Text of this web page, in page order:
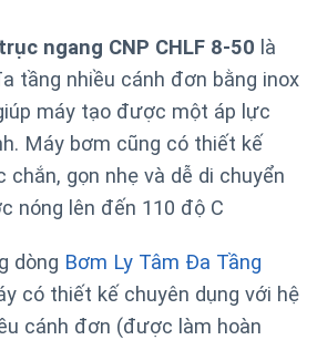
ngang CNP CHLF 8-50 là
tầng nhiều cánh đơn bằng inox
máy tạo được một áp lực
Máy bơm cũng có thiết kế
chắn, gọn nhẹ và dễ di chuyển
nóng lên đến 110 độ C
dòng Bơm Ly Tâm Đa Tầng
có thiết kế chuyên dụng với hệ
cánh đơn (được làm hoàn